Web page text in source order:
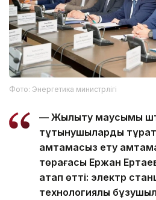
Фото: Энергетика министрлігі
— Жылыту маусымы
тұтынушыларды
қамтамасыз ету
төрағасы Ержан
атап өтті: электр
технологиялық